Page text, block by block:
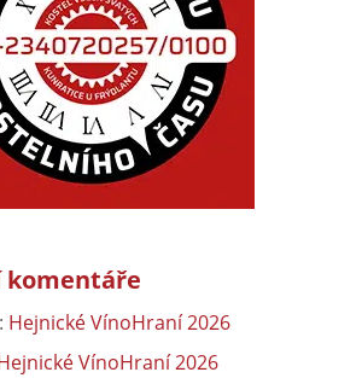
komentáře
: Hejnické VínoHraní 2026
VínoHraní 2026